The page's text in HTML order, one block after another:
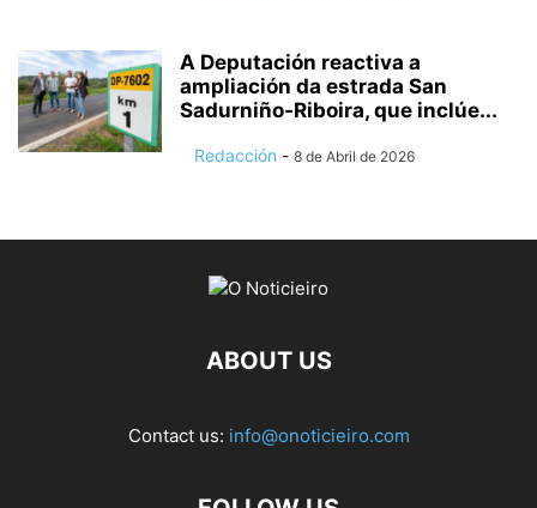
A Deputación reactiva a
ampliación da estrada San
Sadurniño-Riboira, que inclúe...
Redacción - 8 de Abril de 2026
ABOUT US
Contact us: info@onoticieiro.com